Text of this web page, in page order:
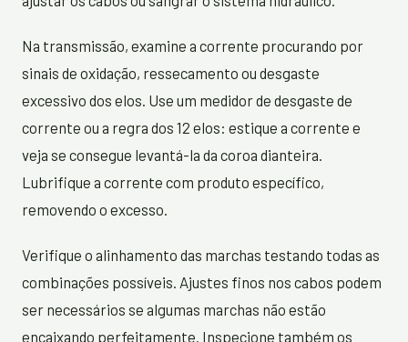
Na transmissão, examine a corrente procurando por
sinais de oxidação, ressecamento ou desgaste
excessivo dos elos. Use um medidor de desgaste de
corrente ou a regra dos 12 elos: estique a corrente e
veja se consegue levantá-la da coroa dianteira.
Lubrifique a corrente com produto específico,
removendo o excesso.
Verifique o alinhamento das marchas testando todas as
combinações possíveis. Ajustes finos nos cabos podem
ser necessários se algumas marchas não estão
encaixando perfeitamente. Inspecione também os